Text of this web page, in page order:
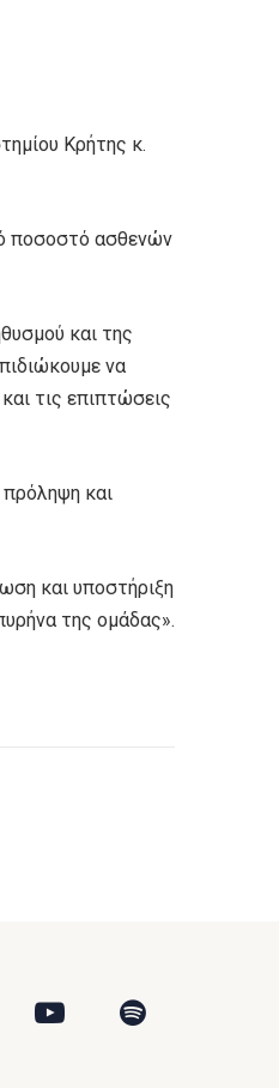
Κρήτης κ.
ποσοστό ασθενών
και της
να
τις επιπτώσεις
και
και υποστήριξη
της ομάδας».